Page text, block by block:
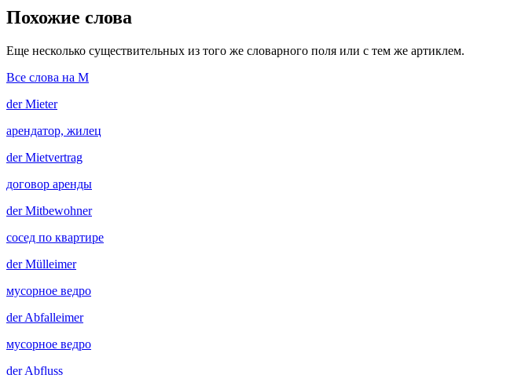
Похожие слова
Еще несколько существительных из того же словарного поля или с тем же артиклем.
Все слова на M
derMieter
арендатор, жилец
derMietvertrag
договор аренды
derMitbewohner
сосед по квартире
derMülleimer
мусорное ведро
derAbfalleimer
мусорное ведро
derAbfluss